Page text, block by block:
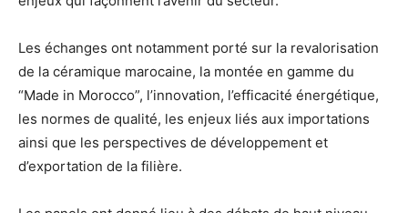
Les échanges ont notamment porté sur la revalorisation
de la céramique marocaine, la montée en gamme du
“Made in Morocco”, l’innovation, l’efficacité énergétique,
les normes de qualité, les enjeux liés aux importations
ainsi que les perspectives de développement et
d’exportation de la filière.